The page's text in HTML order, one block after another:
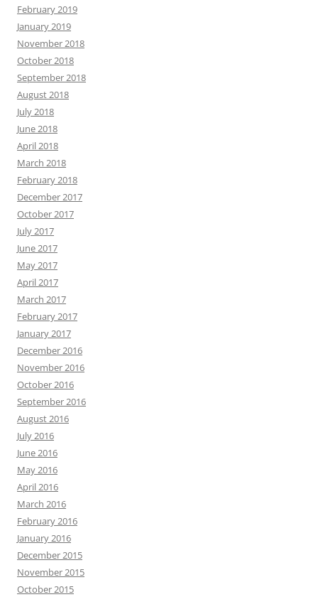
February 2019
January 2019
November 2018
October 2018
September 2018
August 2018
July 2018
June 2018
April 2018
March 2018
February 2018
December 2017
October 2017
July 2017
June 2017
May 2017
April 2017
March 2017
February 2017
January 2017
December 2016
November 2016
October 2016
September 2016
August 2016
July 2016
June 2016
May 2016
April 2016
March 2016
February 2016
January 2016
December 2015
November 2015
October 2015